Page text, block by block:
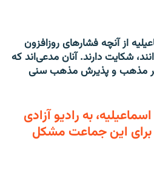
اروپای آزاد
از آنچه فشارهای روزافزون
شکایت دارند. آنان مدعی‌اند که
مذهب و پذیرش مذهب سنی
به رادیو آزادی
برای این جماعت مشکل